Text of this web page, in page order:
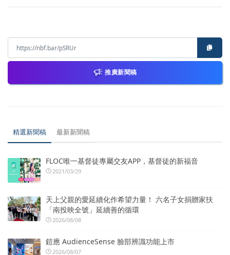
推廣新聞稿
精選新聞稿 最新新聞稿
FLOC唯一基督徒專屬交友APP，基督徒的新福音
2021/03/29
天上父親的愛延續化作希望力量！ 六名子女捐贈家扶
「南投映全號」延續善的循環
2026/08/08
鎧應 AudienceSense 臉部辨識功能上市
2026/08/07